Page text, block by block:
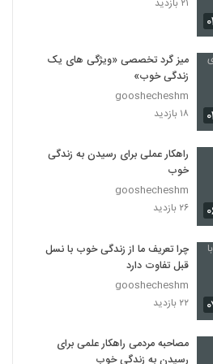
030092 - منطق سری اول
030093 - منطق سری اول
سری اول
- منطق سری اول
030096 - منطق سری اول
میز گرد تخصصی «ویژگی های یک
زندگی خوب»
gooshecheshm
۱۸ بازدید
راهکار عملی برای رسیدن به زندگی
خوب
gooshecheshm
۲۶ بازدید
چرا تعریف ما از زندگی خوب با نسل
قبل تفاوت دارد
gooshecheshm
۲۲ بازدید
مصاحبه مردمی راهکار علمی برای
رسیدن به زندگی خوب